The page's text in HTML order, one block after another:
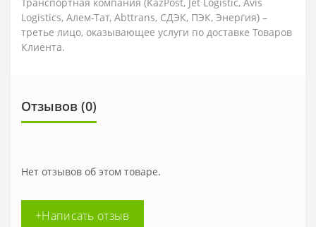
Транспортная компания (KazPost, Jet Logistic, Avis
Logistics, Алем-Тат, Abttrans, СДЭК, ПЭК, Энергия) –
третье лицо, оказывающее услуги по доставке Товаров
Клиента.
Отзывов (0)
Нет отзывов об этом товаре.
+Написать отзыв